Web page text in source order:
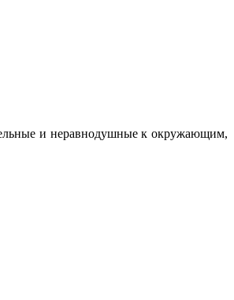
и неравнодушные к окружающим,